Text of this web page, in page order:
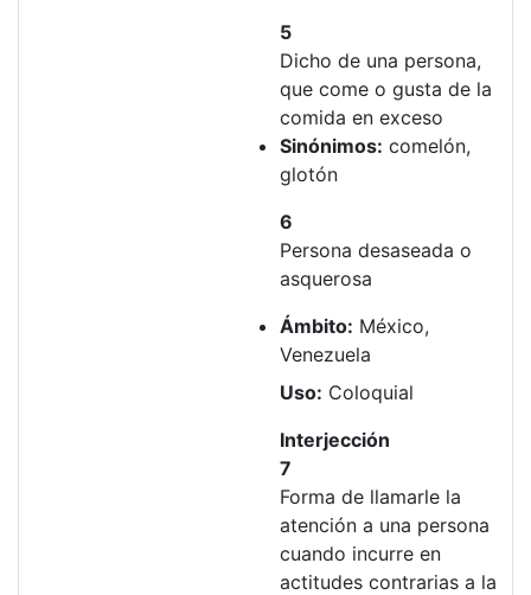
5
Dicho de una persona,
que come o gusta de la
comida en exceso
Sinónimos: comelón,
glotón
6
Persona desaseada o
asquerosa
Ámbito: México,
Venezuela
Uso: Coloquial
Interjección
7
Forma de llamarle la
atención a una persona
cuando incurre en
actitudes contrarias a la